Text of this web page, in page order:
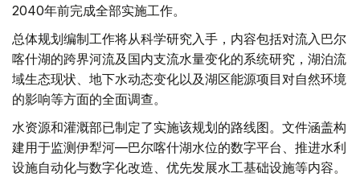
2040年前完成全部实施工作。
总体规划编制工作将从科学研究入手，内容包括对流入巴尔
喀什湖的跨界河流及国内支流水量变化的系统研究，湖泊流
域生态现状、地下水动态变化以及湖区能源项目对自然环境
的影响等方面的全面调查。
水资源和灌溉部已制定了实施该规划的路线图。文件涵盖构
建用于监测伊犁河—巴尔喀什湖水位的数字平台、推进水利
设施自动化与数字化改造、优先发展水工基础设施等内容。